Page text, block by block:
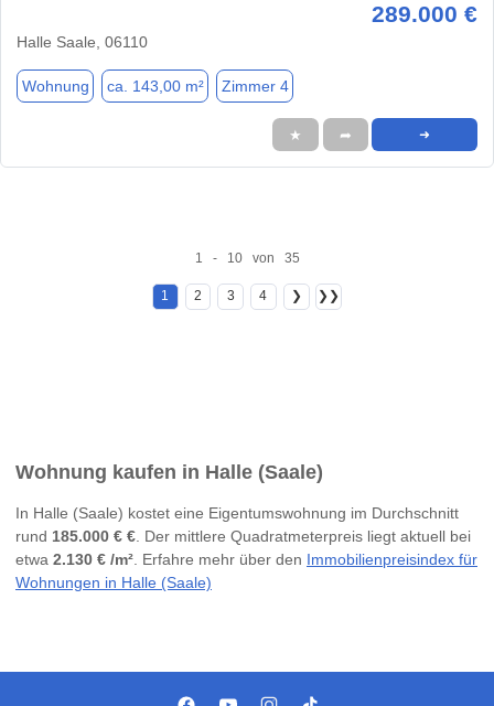
289.000 €
Halle Saale, 06110
Wohnung ca. 143,00 m² Zimmer 4
★ ➦ ➜
1 - 10 von 35
1 2 3 4 ❯ ❯❯
Wohnung kaufen in Halle (Saale)
In Halle (Saale) kostet eine Eigentumswohnung im Durchschnitt
rund 185.000 € €. Der mittlere Quadratmeterpreis liegt aktuell bei
etwa 2.130 € /m². Erfahre mehr über den Immobilienpreisindex für
Wohnungen in Halle (Saale)